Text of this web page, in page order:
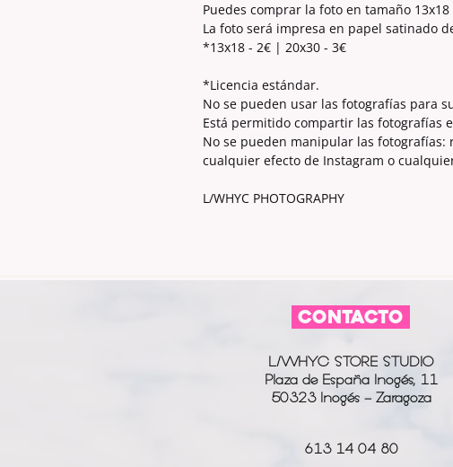
Puedes comprar la foto en tamaño 13x18
La foto será impresa en papel satinado
*13x18 - 2€ | 20x30 - 3€
*Licencia estándar.
No se pueden usar las fotografías para
Está permitido compartir las fotografías
No se pueden manipular las
cualquier efecto de Instagram o
L/WHYC PHOTOGRAPHY
CONTACTO
L/WHYC STORE STUDIO
Plaza de España Inogés, 11
50323 Inogés - Zaragoza
613 14 04 80